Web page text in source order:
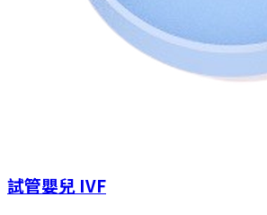
試管嬰兒 IVF